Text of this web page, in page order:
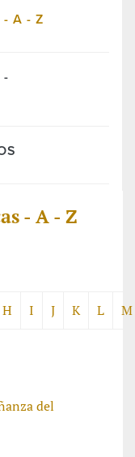
- A - Z
-
- A - Z
H I J K L M
del